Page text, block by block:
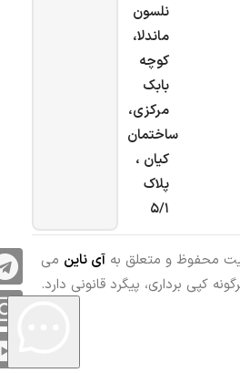
نلسون
ماندلا،
کوچه
بابک
مرکزی،
ساختمان
کیان ،
پلاک
۵/۱
محفوظ و متعلق به آی ناین می
کپی برداری، پیگرد قانونی دارد.